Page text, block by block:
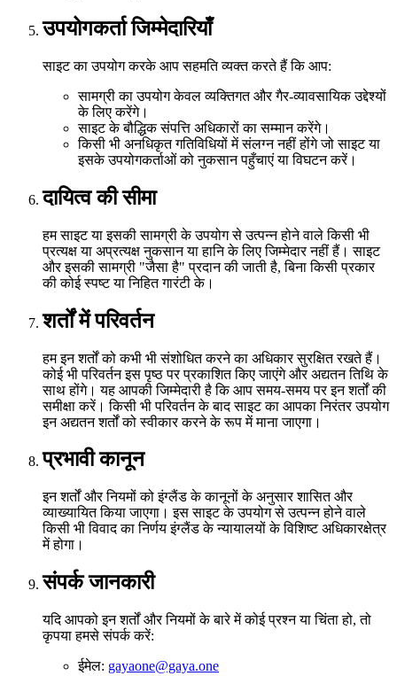
उपयोगकर्ता जिम्मेदारियाँ
साइट का उपयोग करके आप सहमति व्यक्त करते हैं कि आप:
सामग्री का उपयोग केवल व्यक्तिगत और गैर-व्यावसायिक उद्देश्यों
के लिए करेंगे।
साइट के बौद्धिक संपत्ति अधिकारों का सम्मान करेंगे।
किसी भी अनधिकृत गतिविधियों में संलग्न नहीं होंगे जो साइट या
इसके उपयोगकर्ताओं को नुकसान पहुँचाएं या विघटन करें।
दायित्व की सीमा
हम साइट या इसकी सामग्री के उपयोग से उत्पन्न होने वाले किसी भी
प्रत्यक्ष या अप्रत्यक्ष नुकसान या हानि के लिए जिम्मेदार नहीं हैं। साइट
और इसकी सामग्री "जैसा है" प्रदान की जाती है, बिना किसी प्रकार
की कोई स्पष्ट या निहित गारंटी के।
शर्तों में परिवर्तन
हम इन शर्तों को कभी भी संशोधित करने का अधिकार सुरक्षित रखते हैं।
कोई भी परिवर्तन इस पृष्ठ पर प्रकाशित किए जाएंगे और अद्यतन तिथि के
साथ होंगे। यह आपकी जिम्मेदारी है कि आप समय-समय पर इन शर्तों की
समीक्षा करें। किसी भी परिवर्तन के बाद साइट का आपका निरंतर उपयोग
इन अद्यतन शर्तों को स्वीकार करने के रूप में माना जाएगा।
प्रभावी कानून
इन शर्तों और नियमों को इंग्लैंड के कानूनों के अनुसार शासित और
व्याख्यायित किया जाएगा। इस साइट के उपयोग से उत्पन्न होने वाले
किसी भी विवाद का निर्णय इंग्लैंड के न्यायालयों के विशिष्ट अधिकारक्षेत्र
में होगा।
संपर्क जानकारी
यदि आपको इन शर्तों और नियमों के बारे में कोई प्रश्न या चिंता हो, तो
कृपया हमसे संपर्क करें:
ईमेल: gayaone@gaya.one